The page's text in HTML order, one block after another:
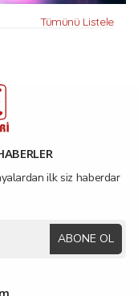
Tümünü Listele
ilk siz haberdar
ABONE OL